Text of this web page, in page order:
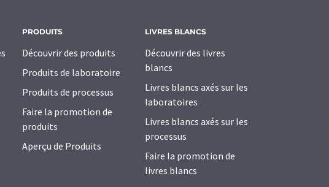
PRODUITS
Découvrir des produits
Produits de laboratoire
Produits de processus
Faire la promotion de
produits
Aperçu de Produits
LIVRES BLANCS
Découvrir des livres
blancs
Livres blancs axés sur les
laboratoires
Livres blancs axés sur les
processus
Faire la promotion de
livres blancs